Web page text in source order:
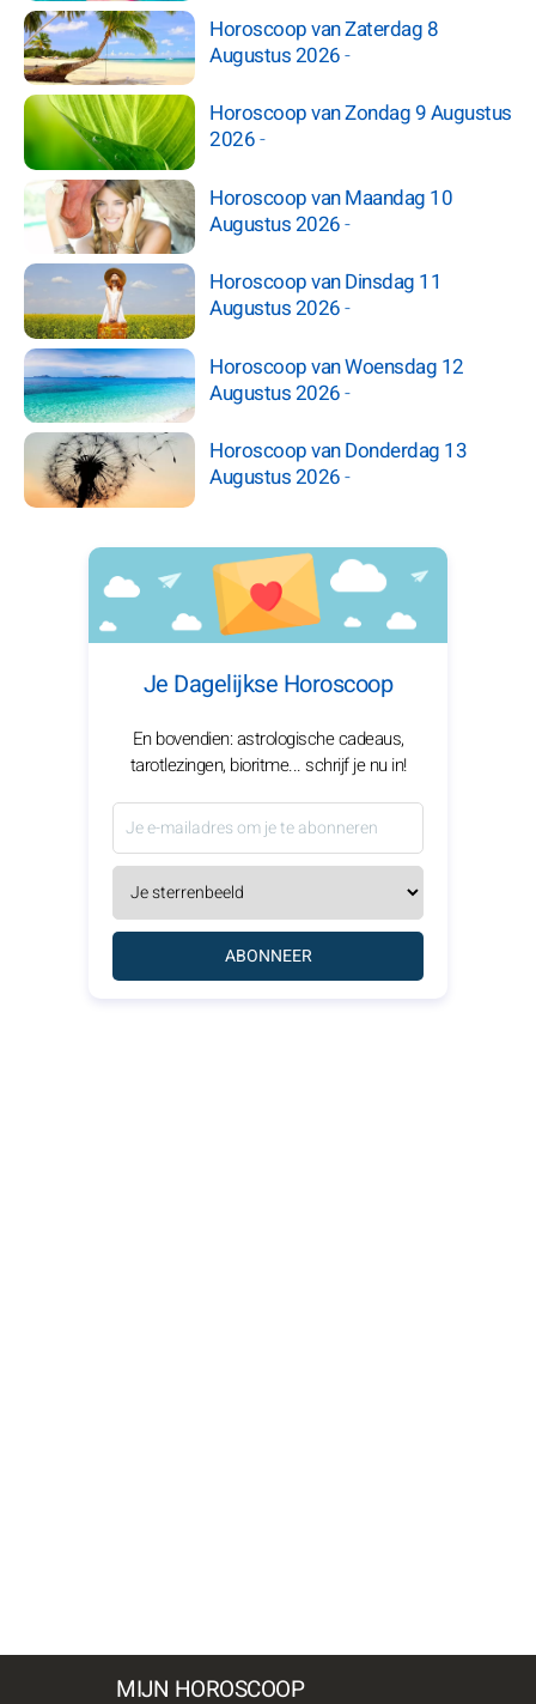
Horoscoop van Zaterdag 8
Augustus 2026-
Horoscoop van Zondag 9 Augustus
2026-
Horoscoop van Maandag 10
Augustus 2026-
Horoscoop van Dinsdag 11
Augustus 2026-
Horoscoop van Woensdag 12
Augustus 2026-
Horoscoop van Donderdag 13
Augustus 2026-
Je Dagelijkse Horoscoop
En bovendien: astrologische cadeaus,
tarotlezingen, bioritme... schrijf je nu in!
ABONNEER
MIJN HOROSCOOP